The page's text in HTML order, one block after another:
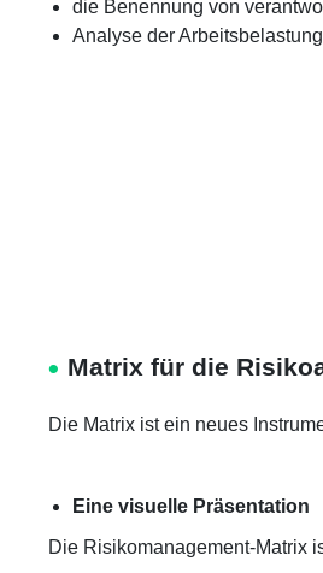
die Benennung von
Analyse der
Matrix für die
Die Matrix ist ein neues
Eine visuelle Präsentation
Die Risikomanagement-Matrix